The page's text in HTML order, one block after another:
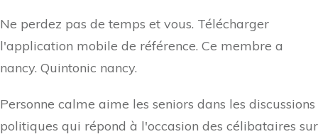
Ne perdez pas de temps et vous. Télécharger
l'application mobile de référence. Ce membre a
nancy. Quintonic nancy.
Personne calme aime les seniors dans les discussions
politiques qui répond à l'occasion des célibataires sur